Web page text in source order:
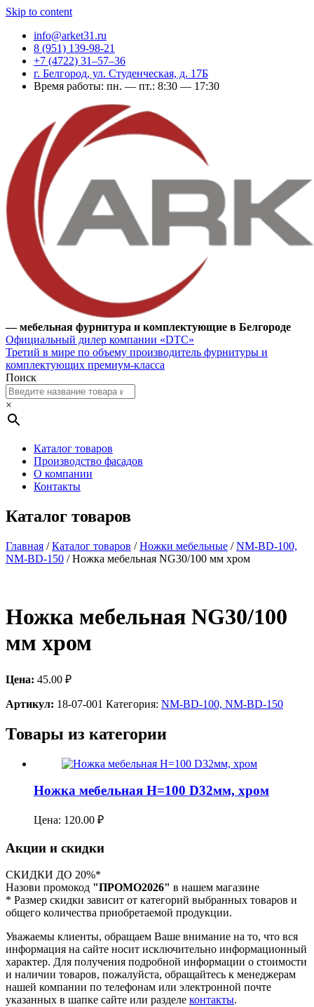
Skip to content
info@arket31.ru
8 (951) 139-98-21
+7 (4722) 31‒57‒36
г. Белгород, ул. Студенческая, д. 17Б
Время работы: пн. — пт.: 8:30 — 17:30
— мебельная фурнитура и комплектующие в Белгороде
Официальный дилер компании «DTC»
Третий в мире по объему производитель фурнитуры и
комплектующих премиум-класса
Поиск
×
Каталог товаров
Производство фасадов
О компании
Контакты
Каталог товаров
Главная /Каталог товаров /Ножки мебельные /NM-BD-100,
NM-BD-150 / Ножка мебельная NG30/100 мм хром
Ножка мебельная NG30/100
мм хром
Цена: 45.00 ₽
Артикул: 18-07-001 Категория: NM-BD-100, NM-BD-150
Товары из категории
Ножка мебельная Н=100 D32мм, хром
Цена: 120.00 ₽
Акции и скидки
СКИДКИ ДО 20%*
Назови промокод "ПРОМО2026" в нашем магазине
* Размер скидки зависит от категорий выбранных товаров и
общего количества приобретаемой продукции.
Уважаемы клиенты, обращаем Ваше внимание на то, что вся
информация на сайте носит исключительно информационный
характер. Для получения подробной информации о стоимости
и наличии товаров, пожалуйста, обращайтесь к менеджерам
нашей компании по телефонам или электронной почте
указанных в шапке сайте или разделе контакты.